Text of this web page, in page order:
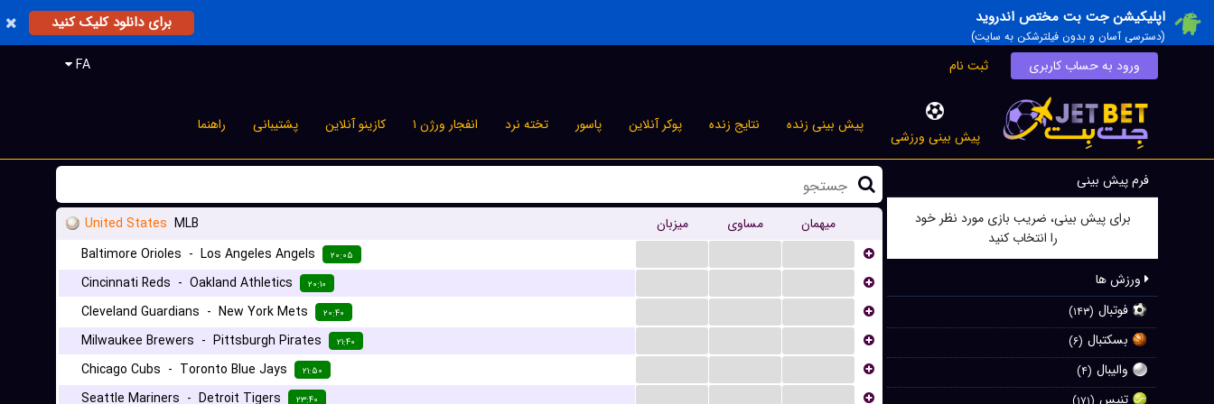
اپلیکیشن جت بت مختص اندروید
(دسترسی آسان و بدون فیلترشکن به سایت)
برای دانلود کلیک کنید
FA ورود به حساب کاربری ثبت نام
پیش بینی ورزشی
پیش بینی زنده نتایج زنده پوکر آنلاین پاسور تخته نرد انفجار ورژن ۱ کازینو آنلاین پشتیبانی راهنما
فرم پیش بینی
برای پیش بینی، ضریب بازی مورد نظر خود
را انتخاب کنید
ورزش ها
فوتبال (۱۴۳)
بسکتبال (۶)
والیبال (۴)
تنیس
United States MLB میزبان مساوی
میهمان
Baltimore Orioles - Los Angeles Angels ۲۰:۰۵
Cincinnati Reds - Oakland Athletics ۲۰:۱۰
Cleveland Guardians - New York Mets ۲۰:۴۰
Milwaukee Brewers - Pittsburgh Pirates ۲۱:۴۰
Chicago Cubs - Toronto Blue Jays ۲۱:۵۰
Seattle Mariners - Detroit Tigers ۲۳:۴۰